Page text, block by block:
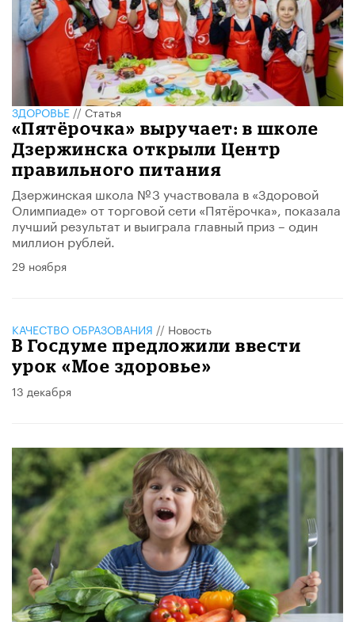
ЗДОРОВЬЕ//Статья
«Пятёрочка» выручает: в школе
Дзержинска открыли Центр
правильного питания
Дзержинская школа № 3 участвовала в «Здоровой
Олимпиаде» от торговой сети «Пятёрочка», показала
лучший результат и выиграла главный приз – один
миллион рублей.
29 ноября
КАЧЕСТВО ОБРАЗОВАНИЯ // Новость
В Госдуме предложили ввести
урок «Мое здоровье»
13 декабря